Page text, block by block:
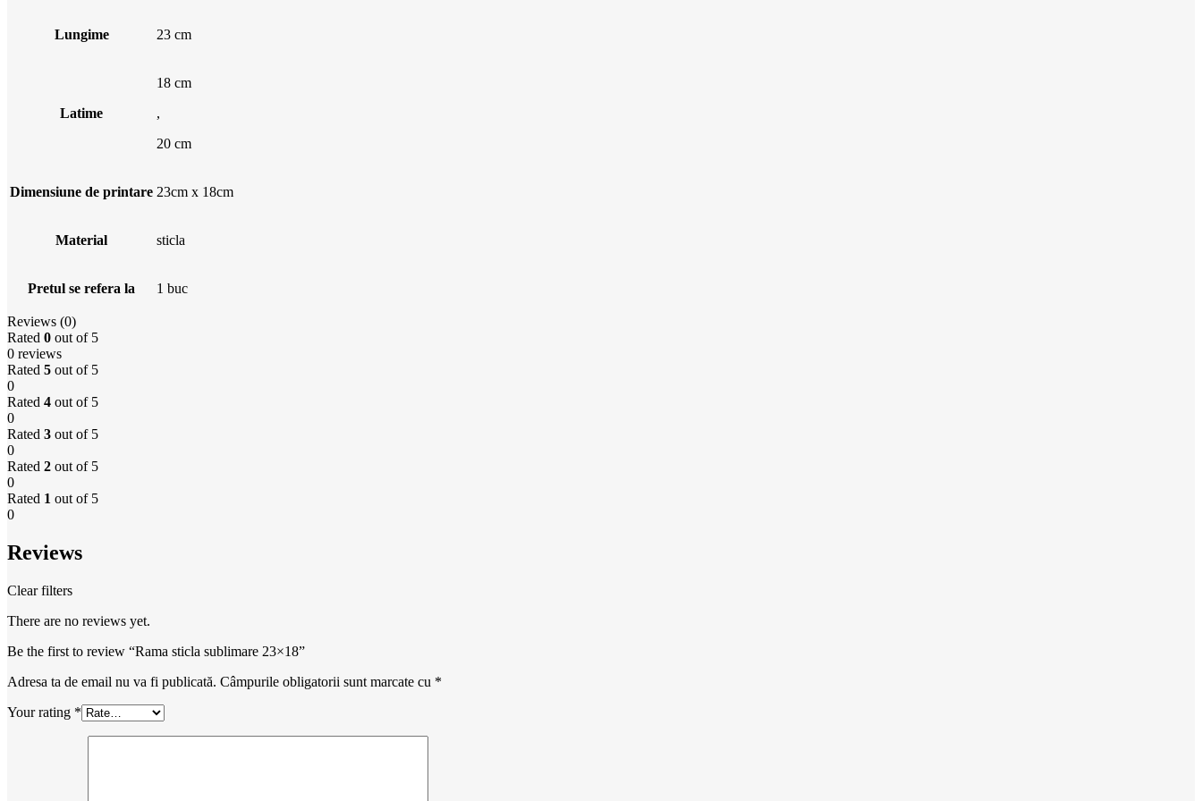
Lungime 23 cm
Latime
18 cm
,
20 cm
Dimensiune de printare 23cm x 18cm
Material sticla
Pretul se refera la 1 buc
Reviews (0)
Rated 0 out of 5
0 reviews
Rated 5 out of 5
0
Rated 4 out of 5
0
Rated 3 out of 5
0
Rated 2 out of 5
0
Rated 1 out of 5
0
Reviews
Clear filters
There are no reviews yet.
Be the first to review “Rama sticla sublimare 23×18”
Adresa ta de email nu va fi publicată. Câmpurile obligatorii sunt marcate cu *
Your rating *